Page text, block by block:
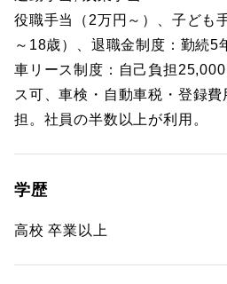
役職手当（2万円～）、子ども
～18歳）、退職金制度：勤続5
車リース制度：自己負担
ス可、車検・自動車税・登録
担。社員の半数以上が利用。
学歴
高校 卒業以上